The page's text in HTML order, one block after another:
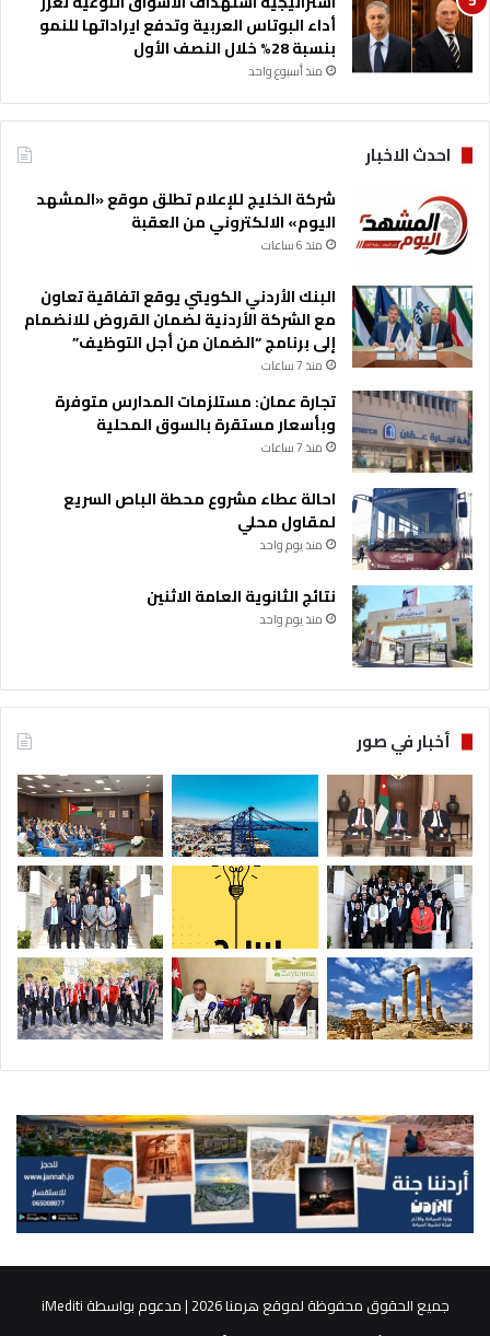
أداء البوتاس العربية وتدفع ايراداتها للنمو
بنسبة 28% خلال النصف الأول
منذ أسبوع واحد
احدث الاخبار
شركة الخليج للإعلام تطلق موقع «المشهد
اليوم» الالكتروني من العقبة
منذ 6 ساعات
البنك الأردني الكويتي يوقع اتفاقية تعاون
مع الشركة الأردنية لضمان القروض للانضمام
إلى برنامج “الضمان من أجل التوظيف”
منذ 7 ساعات
تجارة عمان: مستلزمات المدارس متوفرة
وبأسعار مستقرة بالسوق المحلية
منذ 7 ساعات
احالة عطاء مشروع محطة الباص السريع
لمقاول محلي
منذ يوم واحد
نتائج الثانوية العامة الاثنين
منذ يوم واحد
أخبار في صور
جميع الحقوق محفوظة لموقع هرمنا 2026 | مدعوم بواسطة
iMediti